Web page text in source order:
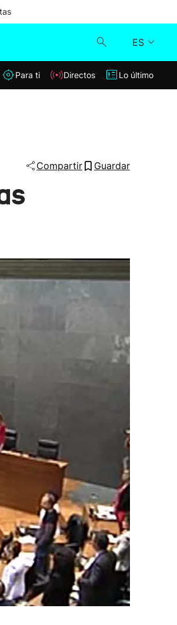
ES
Klisk
Para ti Directos Lo último
Compartir Guardar